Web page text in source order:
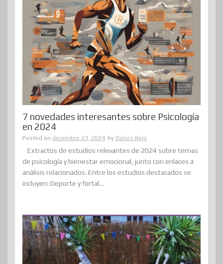
7 novedades interesantes sobre Psicología
en 2024
Posted on diciembre 23, 2024 by Dolors Reig
Extractos de estudios relevantes de 2024 sobre temas
de psicología y bienestar emocional, junto con enlaces a
análisis relacionados. Entre los estudios destacados se
incluyen: Deporte y fortal...